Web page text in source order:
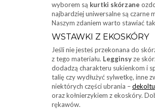
wyborem są kurtki skórzane
najbardziej uniwersalne są czarne
Naszym zdaniem warto stawiać
WSTAWKI Z EKOSKÓRY
Jeśli nie jesteś przekonana do
z tego materiału. Legginsyze
dodadzą charakteru sukienkom i
talię czy wydłużyć sylwetkę, inne
niektórych części ubrania –dekoltu
oraz kołnierzykiem z ekoskóry.
rękawów.